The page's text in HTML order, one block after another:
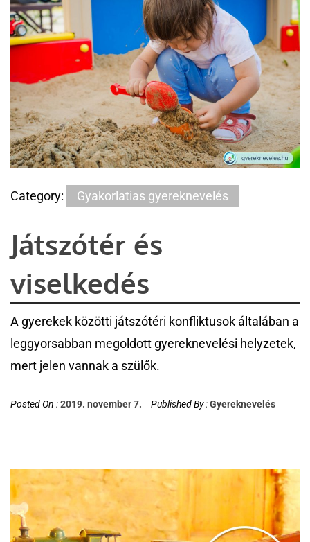
Category: Gyakorlatias gyereknevelés
Játszótér és
viselkedés
A gyerekek közötti játszótéri konfliktusok általában a
leggyorsabban megoldott gyereknevelési helyzetek,
mert jelen vannak a szülők.
Posted On :2019. november 7. Published By :Gyereknevelés